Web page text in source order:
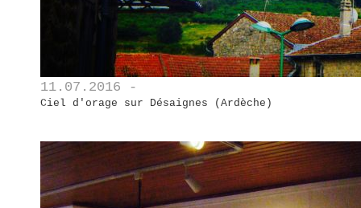
11.07.2016 -
Ciel d'orage sur Désaignes (Ardèche)